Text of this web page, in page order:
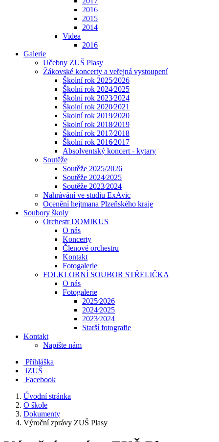
2016
2015
2014
Videa
2016
Galerie
Učebny ZUŠ Plasy
Žákovské koncerty a veřejná vystoupení
Školní rok 2025⁄2026
Školní rok 2024⁄2025
Školní rok 2023⁄2024
Školní rok 2020⁄2021
Školní rok 2019⁄2020
Školní rok 2018⁄2019
Školní rok 2017⁄2018
Školní rok 2016⁄2017
Absolventský koncert - kytary
Soutěže
Soutěže 2025/2026
Soutěže 2024⁄2025
Soutěže 2023⁄2024
Nahrávání ve studiu ExAvic
Ocenění hejtmana Plzeňského kraje
Soubory školy
Orchestr DOMIKUS
O nás
Koncerty
Členové orchestru
Kontakt
Fotogalerie
FOLKLORNÍ SOUBOR STŘELIČKA
O nás
Fotogalerie
2025⁄2026
2024⁄2025
2023⁄2024
Starší fotografie
Kontakt
Napište nám
Přihláška
iZUŠ
Facebook
Úvodní stránka
O škole
Dokumenty
Výroční zprávy ZUŠ Plasy